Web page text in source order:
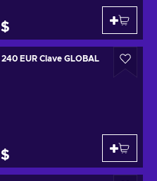
EUR Clave GLOBAL